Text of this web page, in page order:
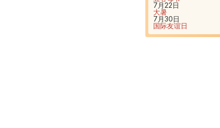
7月22日
大暑
7月30日
国际友谊日